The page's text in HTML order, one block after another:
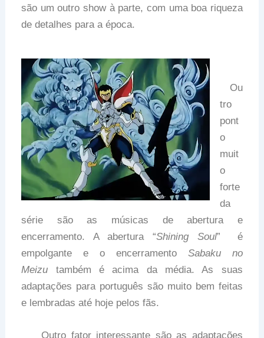
são um outro show à parte, com uma boa riqueza
de detalhes para a época.
Ou
tro
pont
o
muit
o
forte
da
série são as músicas de abertura e
encerramento. A abertura “Shining Soul” é
empolgante e o encerramento Sabaku no
Meizu também é acima da média. As suas
adaptações para português são muito bem feitas
e lembradas até hoje pelos fãs.
Outro fator interessante são as adaptações